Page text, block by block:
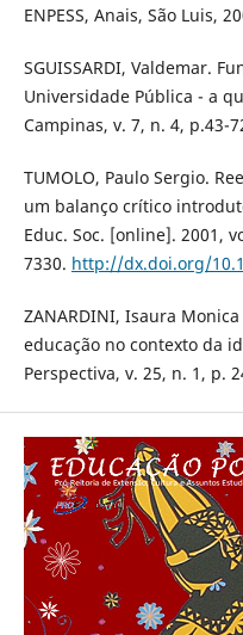
ENPESS, Anais, São Luis,
SGUISSARDI, Valdemar.
Universidade Pública - a
Campinas, v. 7, n. 4, p.43-
TUMOLO, Paulo Sergio.
um balanço crítico
Educ. Soc. [online]. 2001,
7330. http://dx.doi.org/
ZANARDINI, Isaura
educação no contexto da
Perspectiva, v. 25, n. 1, p.